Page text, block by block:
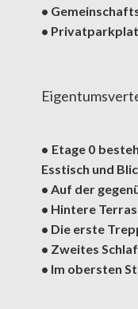
•
•
• Etage 0
Esstisch und
• Auf der
• Hintere
• Die erste
• Zweites
• Im obersten